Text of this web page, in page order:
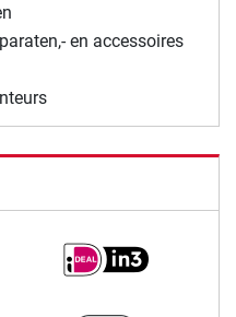
en accessoires